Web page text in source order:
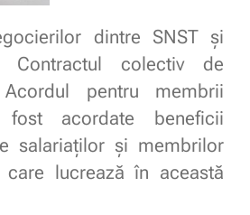
dintre SNST și
Contractul colectiv de
pentru membrii
fost acordate beneficii
salariaților și membrilor
lucrează în această